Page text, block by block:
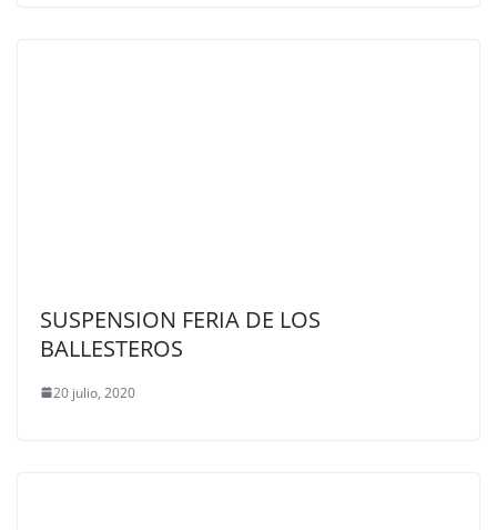
SUSPENSION FERIA DE LOS
BALLESTEROS
20 julio, 2020